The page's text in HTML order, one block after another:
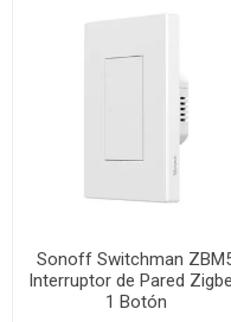
Sonoff Switchman
Interruptor de Pared
1 Botón